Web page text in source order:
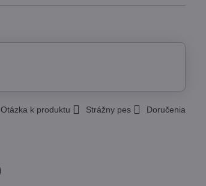
Otázka k produktu Strážny pes Doručenia